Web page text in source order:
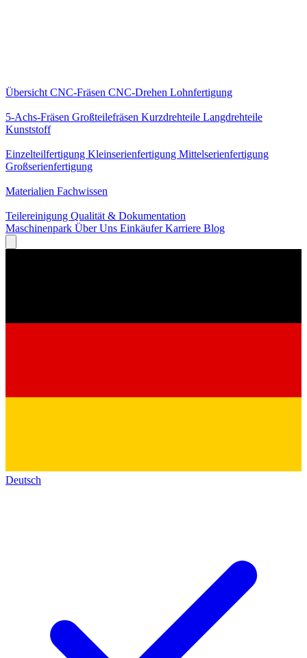
Übersicht CNC-Fräsen CNC-Drehen Lohnfertigung
5-Achs-Fräsen Großteilefräsen Kurzdrehteile Langdrehteile
Kunststoff
Einzelteilfertigung Kleinserienfertigung Mittelserienfertigung
Großserienfertigung
Materialien Fachwissen
Teilereinigung Qualität & Dokumentation
Maschinenpark Über Uns EinkäuferKarriere Blog
Deutsch